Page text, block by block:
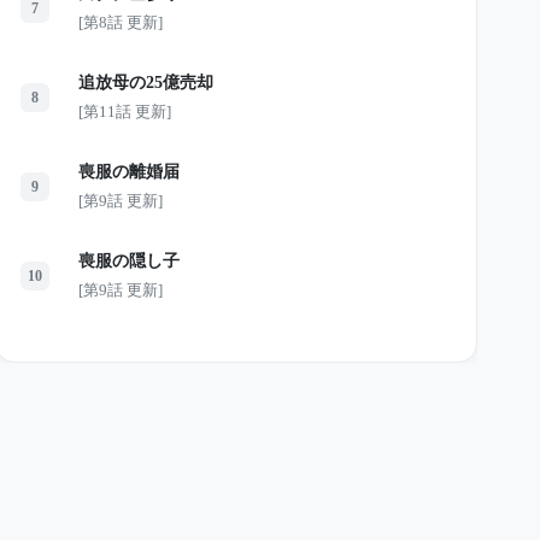
7
[第8話 更新]
8
追放母の25億売却
[第11話 更新]
9
喪服の離婚届
[第9話 更新]
10
喪服の隠し子
[第9話 更新]